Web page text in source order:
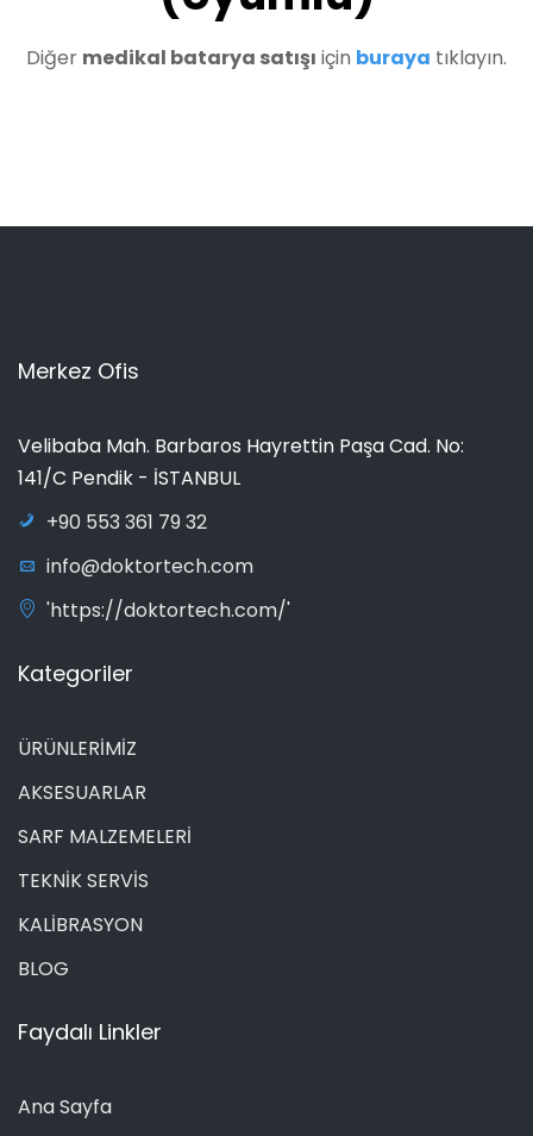
Diğer medikal batarya satışı için buraya tıklayın.
Merkez Ofis
Velibaba Mah. Barbaros Hayrettin Paşa Cad. No:
141/C Pendik - İSTANBUL
+90 553 361 79 32
info@doktortech.com
'https://doktortech.com/'
Kategoriler
ÜRÜNLERİMİZ
AKSESUARLAR
SARF MALZEMELERİ
TEKNİK SERVİS
KALİBRASYON
BLOG
Faydalı Linkler
Ana Sayfa